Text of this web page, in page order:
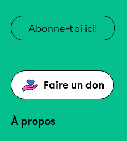
Abonne-toi ici!
Faire un don
À propos